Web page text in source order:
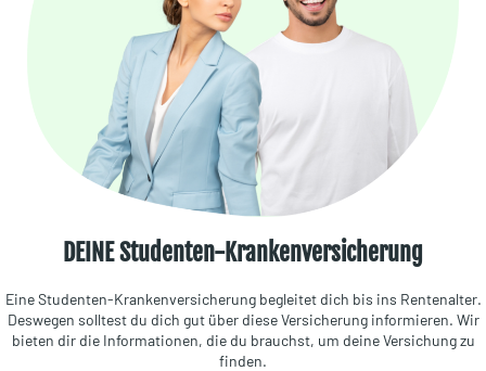
DEINE Studenten-Krankenversicherung
Eine Studenten-Krankenversicherung begleitet dich bis ins Rentenalter.
Deswegen solltest du dich gut über diese Versicherung informieren. Wir
bieten dir die Informationen, die du brauchst, um deine Versichung zu
finden.